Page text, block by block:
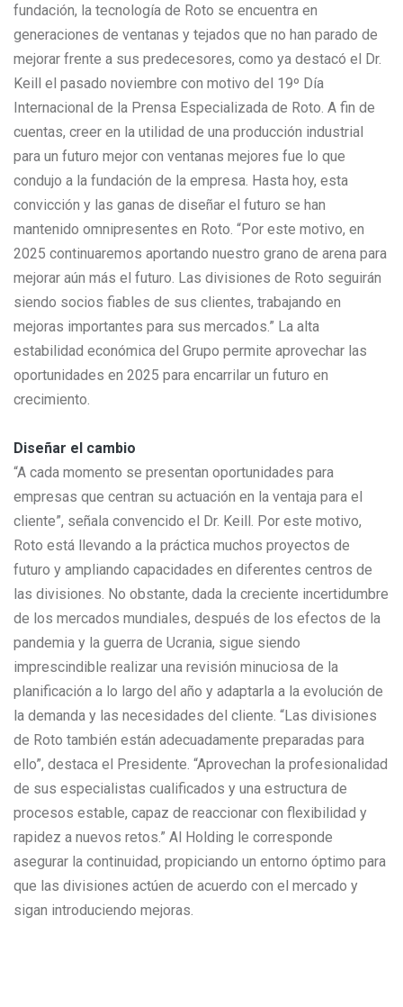
fundación, la tecnología de Roto se encuentra en
generaciones de ventanas y tejados que no han parado de
mejorar frente a sus predecesores, como ya destacó el Dr.
Keill el pasado noviembre con motivo del 19º Día
Internacional de la Prensa Especializada de Roto. A fin de
cuentas, creer en la utilidad de una producción industrial
para un futuro mejor con ventanas mejores fue lo que
condujo a la fundación de la empresa. Hasta hoy, esta
convicción y las ganas de diseñar el futuro se han
mantenido omnipresentes en Roto. “Por este motivo, en
2025 continuaremos aportando nuestro grano de arena para
mejorar aún más el futuro. Las divisiones de Roto seguirán
siendo socios fiables de sus clientes, trabajando en
mejoras importantes para sus mercados.” La alta
estabilidad económica del Grupo permite aprovechar las
oportunidades en 2025 para encarrilar un futuro en
crecimiento.
Diseñar el cambio
“A cada momento se presentan oportunidades para
empresas que centran su actuación en la ventaja para el
cliente”, señala convencido el Dr. Keill. Por este motivo,
Roto está llevando a la práctica muchos proyectos de
futuro y ampliando capacidades en diferentes centros de
las divisiones. No obstante, dada la creciente incertidumbre
de los mercados mundiales, después de los efectos de la
pandemia y la guerra de Ucrania, sigue siendo
imprescindible realizar una revisión minuciosa de la
planificación a lo largo del año y adaptarla a la evolución de
la demanda y las necesidades del cliente. “Las divisiones
de Roto también están adecuadamente preparadas para
ello”, destaca el Presidente. “Aprovechan la profesionalidad
de sus especialistas cualificados y una estructura de
procesos estable, capaz de reaccionar con flexibilidad y
rapidez a nuevos retos.” Al Holding le corresponde
asegurar la continuidad, propiciando un entorno óptimo para
que las divisiones actúen de acuerdo con el mercado y
sigan introduciendo mejoras.